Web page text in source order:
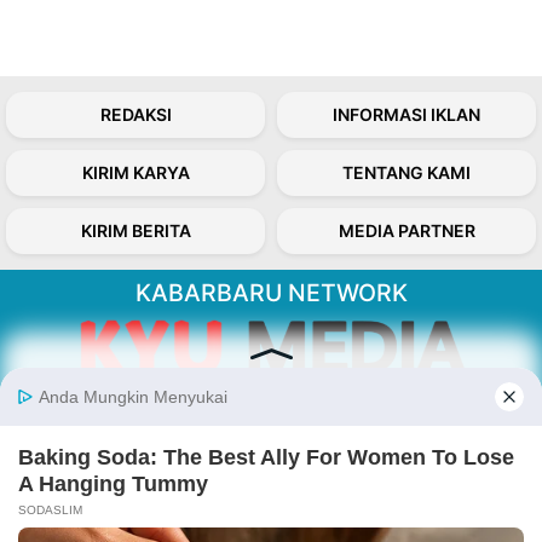
REDAKSI INFORMASI IKLAN
KIRIM KARYA TENTANG KAMI
KIRIM BERITA MEDIA PARTNER
KABARBARU NETWORK
Kabarbaru.co menyajikan berita aktual dan
inspiratif dari sudut pandang berbaik sangka